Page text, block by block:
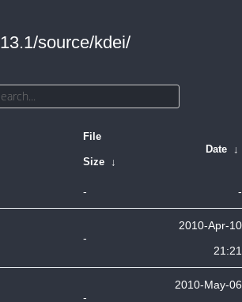
13.1/source/kdei/
File
Size ↓
Date ↓
- -
-
2010-Apr-10
21:21
-
2010-May-06